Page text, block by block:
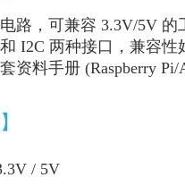
路，可兼容 3.3V/5V 的
I2C 两种接口，兼容性
资料手册 (Raspberry Pi/
/ 5V